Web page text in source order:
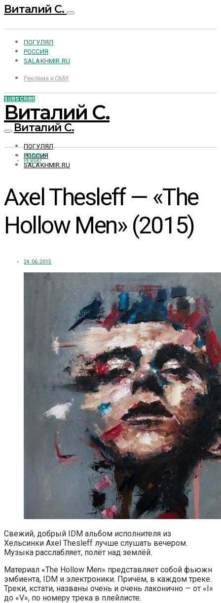
Виталий С.
ПОГУЛЯЛ
РОССИЯ
SALAKHMIR.RU
Реклама и СМИ
SUBSCRIBE
Виталий С.
Виталий С.
ПОГУЛЯЛ
РОССИЯ
SALAKHMIR.RU
МУЗЫКА
РЕВЬЮ
Axel Thesleff — «The
Hollow Men» (2015)
24.06.2015
Свежий, добрый IDM альбом исполнителя из
Хельсинки Axel Thesleff лучше слушать вечером.
Музыка расслабляет, полёт над землёй.
Материал «The Hollow Men» представляет собой фьюжн
эмбиента, IDM и электроники. Причём, в каждом треке.
Треки, кстати, названы очень и очень лаконично — от «I»
до «V», по номеру трека в плейлисте.